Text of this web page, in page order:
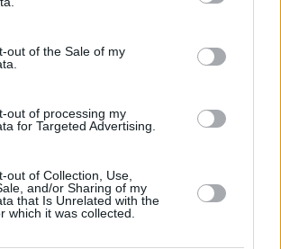
to Google and its third-party tags to
below specified purposes in below Google
out of the Sale of my
out of processing my
for Targeted Advertising.
out of Collection, Use,
and/or Sharing of my
that Is Unrelated with the
which it was collected.
για τον πατέρα του που έχει
του όταν τον είδε να
πρωθυπουργία, δείτε βίντεο
τα λαχανικά και το τηγάνισμα
σύμφωνα με τους σεφ
λόγια αλλά όχι στα έργα
ο Μπρούνο Γκιμαράες:
την Άρσεναλ ο Βραζιλιάνος